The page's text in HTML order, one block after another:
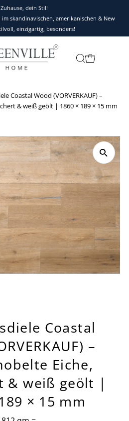
dein Stil!
skandinavischen, amerikanischen & New
einzigartig, besonders!
Coastal Wood (VORVERKAUF) –
& weiß geölt | 1860 × 189 × 15 mm
Coastal
–
Eiche,
& weiß geölt |
× 15 mm